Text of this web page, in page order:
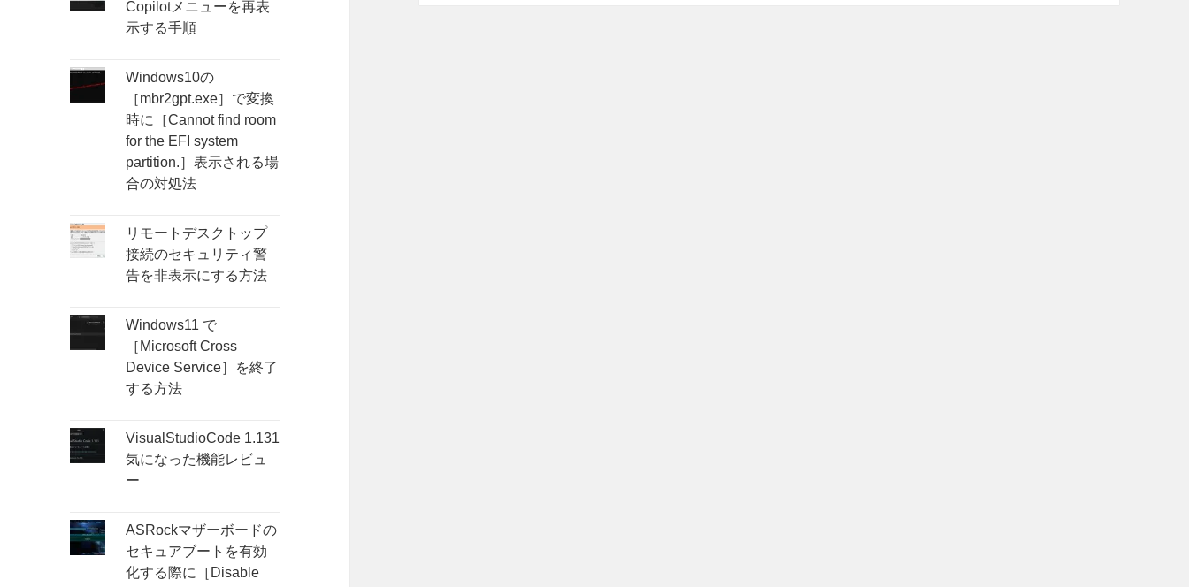
Copilotメニューを再表
示する手順
Windows10の
［mbr2gpt.exe］で変換
時に［Cannot find room
for the EFI system
partition.］表示される場
合の対処法
リモートデスクトップ
接続のセキュリティ警
告を非表示にする方法
Windows11 で
［Microsoft Cross
Device Service］を終了
する方法
VisualStudioCode 1.131
気になった機能レビュ
ー
ASRockマザーボードの
セキュアブートを有効
化する際に［Disable